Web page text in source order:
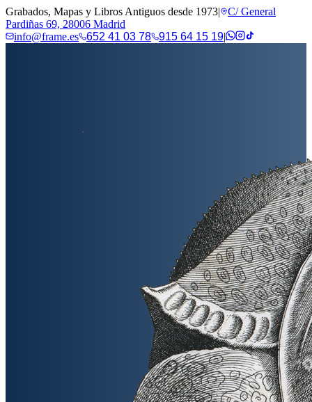
Grabados, Mapas y Libros Antiguos desde 1973|
C/ General
Pardiñas 69, 28006 Madrid
info@frame.es
652 41 03 78 915 64 15 19|